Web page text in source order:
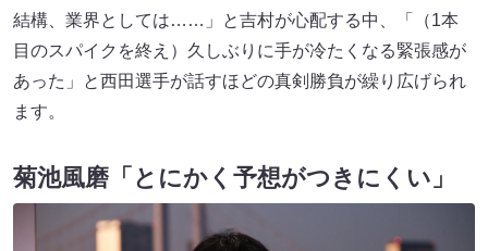
結構、業界としては……」と吉村が心配する中、「（1本
目のスパイクを終え）久しぶりに手が冷たくなる緊張感が
あった」と西田選手が話すほどの真剣勝負が繰り広げられ
ます。
菊池風磨「とにかく予想がつきにくい」